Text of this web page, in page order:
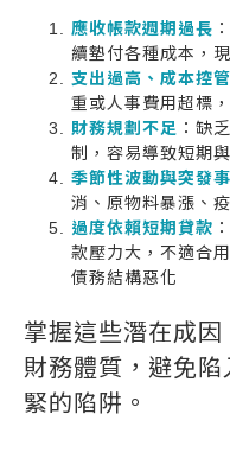
應收帳款週期過長
續墊付各種成本，
支出過高、成本控
重或人事費用超標
財務規劃不足 ：缺
制，容易導致短期
季節性波動與突發
消、原物料暴漲、
過度依賴短期貸款
款壓力大，不適合
債務結構惡化
掌握這些潛在成
財務體質，避免
緊的陷阱。